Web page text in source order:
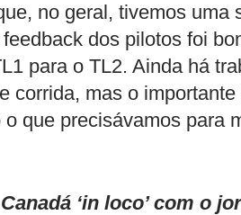
no geral, tivemos uma
dos pilotos foi
para o TL2. Ainda há
corrida, mas o
que precisávamos para
‘in loco’ com o